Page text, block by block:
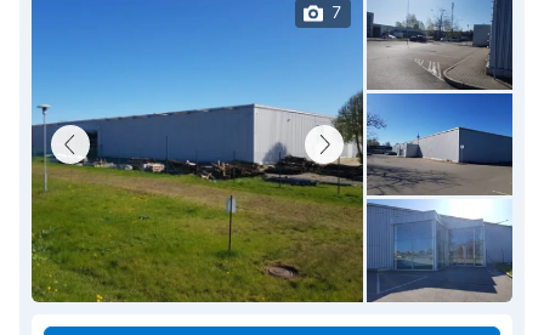
7